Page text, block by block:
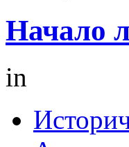
Начало
in